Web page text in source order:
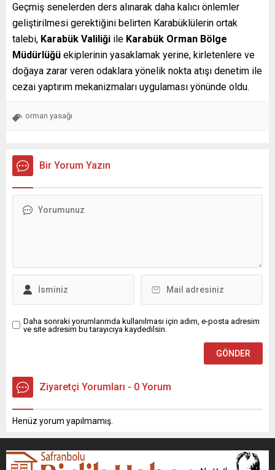
Geçmiş senelerden ders alınarak daha kalıcı önlemler
geliştirilmesi gerektiğini belirten Karabüklülerin ortak
talebi, Karabük Valiliği ile Karabük Orman Bölge
Müdürlüğü ekiplerinin yasaklamak yerine, kirletenlere ve
doğaya zarar veren odaklara yönelik nokta atışı denetim ile
cezai yaptırım mekanizmaları uygulaması yönünde oldu.
orman yasağı
Bir Yorum Yazın
Daha sonraki yorumlarımda kullanılması için adım, e-posta adresim
ve site adresim bu tarayıcıya kaydedilsin.
Ziyaretçi Yorumları - 0 Yorum
Henüz yorum yapılmamış.